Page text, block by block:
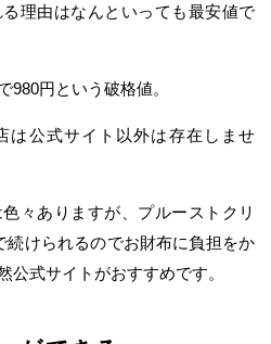
理由はなんといっても最安値で
980円という破格値。
は公式サイト以外は存在しませ
々ありますが、プルーストクリ
続けられるのでお財布に負担をか
公式サイトがおすすめです。